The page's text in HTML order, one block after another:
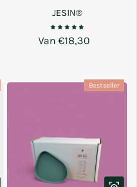
JESIN®
Normale prijs
Van €18,30
Bestseller